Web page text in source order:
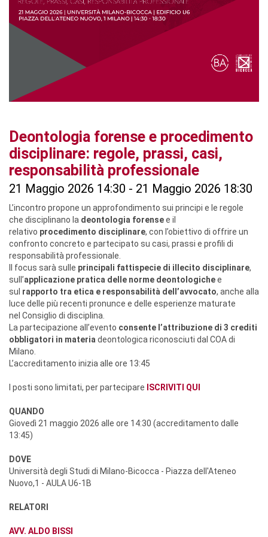
Deontologia forense e procedimento
disciplinare: regole, prassi, casi,
responsabilità professionale
21 Maggio 2026 14:30 - 21 Maggio 2026 18:30
L’incontro propone un approfondimento sui principi e le regole
che disciplinano la deontologia forensee il
relativo procedimento disciplinare, con l’obiettivo di offrire un
confronto concreto e partecipato su casi, prassi e profili di
responsabilità professionale.
Il focus sarà sulle principali fattispecie di illecito disciplinare,
sull’applicazione pratica delle norme deontologichee
sul rapporto tra etica e responsabilità dell’avvocato, anche alla
luce delle più recenti pronunce e delle esperienze maturate
nel Consiglio di disciplina.
La partecipazione all’evento consente l’attribuzione di 3 crediti
obbligatori in materiadeontologica riconosciuti dal COA di
Milano.
L’accreditamento inizia alle ore 13:45
I posti sono limitati, per partecipare ISCRIVITI QUI
QUANDO
Giovedì 21 maggio 2026 alle ore 14:30 (accreditamento dalle
13:45)
DOVE
Università degli Studi di Milano-Bicocca - Piazza dell'Ateneo
Nuovo,1 - AULA U6-1B
RELATORI
AVV. ALDO BISSI